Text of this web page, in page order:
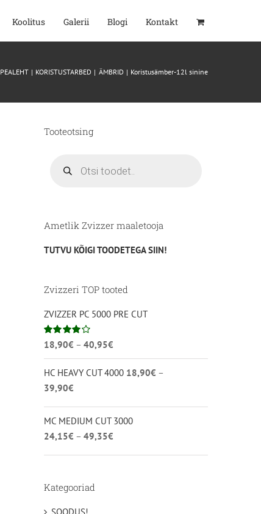
Koolitus Galerii Blogi Kontakt
PEALEHT KORISTUSTARBED ÄMBRID Koristusämber-12l sinine
Tooteotsing
search
Ametlik Zvizzer maaletooja
TUTVU KÕIGI TOODETEGA SIIN!
Zvizzeri TOP tooted
ZVIZZER PC 5000 PRE CUT
Hinnanguga
4.00
18,90€ – 40,95€Hinnavahemik:
18,90€
kuni
HC HEAVY CUT 4000 18,90€ –
39,90€Hinnavahemik:
kuni
39,90€
MC MEDIUM CUT 3000
24,15€ – 49,35€Hinnavahemik:
Kategooriad
SOODUS!